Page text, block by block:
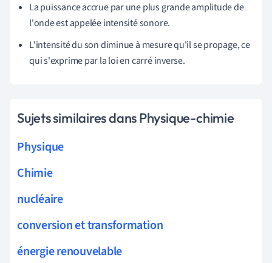
La puissance accrue par une plus grande amplitude de
l'onde est appelée intensité sonore.
L'intensité du son diminue à mesure qu'il se propage, ce
qui s'exprime par la loi en carré inverse.
Sujets similaires dans Physique-chimie
Physique
Chimie
nucléaire
conversion et transformation
énergie renouvelable